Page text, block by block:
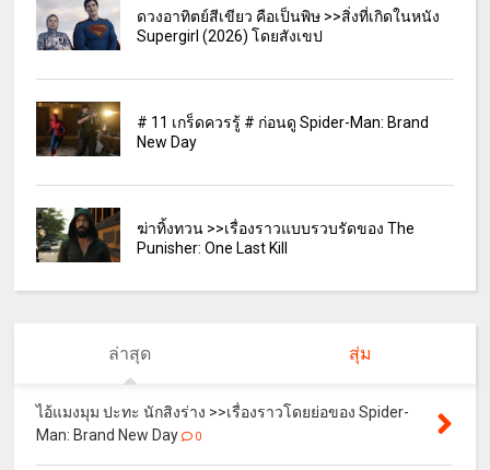
ดวงอาทิตย์สีเขียว คือเป็นพิษ >>สิ่งที่เกิดในหนัง
Supergirl (2026) โดยสังเขป
# 11 เกร็ดควรรู้ # ก่อนดู Spider-Man: Brand
New Day
ฆ่าทิ้งทวน >>เรื่องราวแบบรวบรัดของ The
Punisher: One Last Kill
ล่าสุด สุ่ม
ไอ้แมงมุม ปะทะ นักสิงร่าง >>เรื่องราวโดยย่อของ Spider-
Man: Brand New Day
0